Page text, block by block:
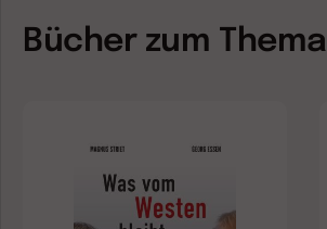
Bücher zum Thema